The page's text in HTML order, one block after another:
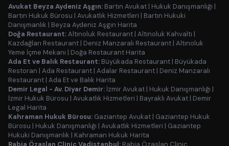
Avukat Beyza Aydeniz Aşgın: Bartın Avukat | Hukuk Danışmanlığı |
Bartın Hukuk Bürosu | Avukatlık Hizmetleri | Bartın Hukuki
Danışmanlık | Beyza Aydeniz Aşgın Harita
Doğa Restaurant:Altınoluk Restaurant | Altınoluk Kahvaltı |
Kazdağları Restaurant | Deniz Manzaralı Restaurant | Altınoluk
Yeme İçme Mekanı | Doğa Restaurant Harita
Ada Et ve Balık Restaurant: Büyükada Restaurant | Büyükada
Restoran | Ada Restaurant | Adalar Restaurant | Deniz Manzaralı
Restaurant | Ada Et ve Balık Harita
Demir Legal - Av. Diyar Demir: İzmir Avukat | Hukuk Danışmanlığı |
İzmir Hukuk Bürosu | Avukatlık Hizmetleri | Bayraklı Avukat | Demir
Legal Harita
Kahraman Hukuk Bürosu: Gaziantep Avukat | Gaziantep Hukuk
Bürosu | Hukuk Danışmanlığı | Avukatlık Hizmetleri | Gaziantep
Hukuki Danışmanlık | Kahraman Hukuk Harita
Rabia Özaslan Clinic Vadistanbul: Rabia Özaslan Clinic